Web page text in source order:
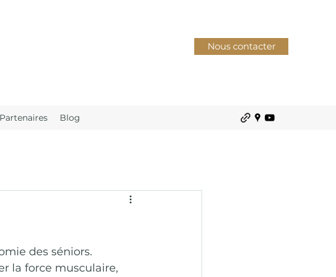
Nous contacter
Blog
des séniors.
la force musculaire,